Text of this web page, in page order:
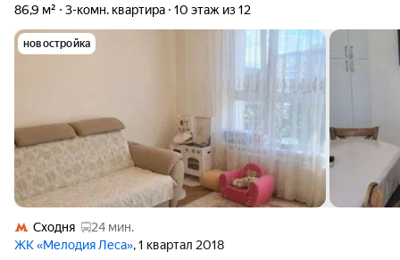
86,9 м² 3-комн. квартира 10 этаж из 12
новостройка
Сходня
24 мин.
ЖК «Мелодия Леса», 1 квартал 2018